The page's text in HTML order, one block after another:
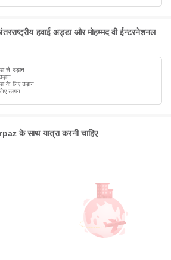
हवाई अड्डा और मोहम्मद वी ईन्टरनेशनल
से उड़ान
के लिए उड़ान
उड़ान
के साथ यात्रा करनी चाहिए